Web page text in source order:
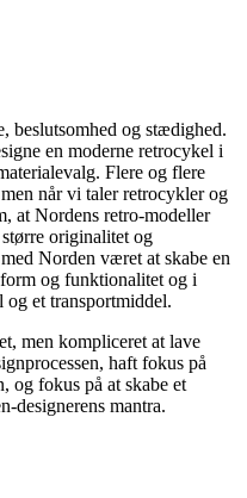
beslutsomhed og stædighed.
en moderne retrocykel i
Flere og flere
når vi taler retrocykler og
at Nordens retro-modeller
originalitet og
Norden været at skabe en
og funktionalitet og i
et transportmiddel.
men kompliceret at lave
haft fokus på
og fokus på at skabe et
designerens mantra.